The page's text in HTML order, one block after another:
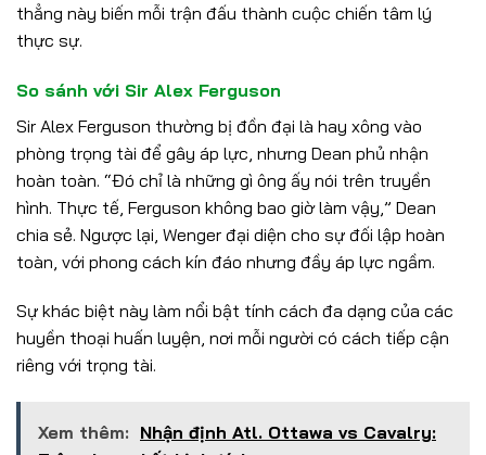
thẳng này biến mỗi trận đấu thành cuộc chiến tâm lý
thực sự.
So sánh với Sir Alex Ferguson
Sir Alex Ferguson thường bị đồn đại là hay xông vào
phòng trọng tài để gây áp lực, nhưng Dean phủ nhận
hoàn toàn. “Đó chỉ là những gì ông ấy nói trên truyền
hình. Thực tế, Ferguson không bao giờ làm vậy,” Dean
chia sẻ. Ngược lại, Wenger đại diện cho sự đối lập hoàn
toàn, với phong cách kín đáo nhưng đầy áp lực ngầm.
Sự khác biệt này làm nổi bật tính cách đa dạng của các
huyền thoại huấn luyện, nơi mỗi người có cách tiếp cận
riêng với trọng tài.
Xem thêm: Nhận định Atl. Ottawa vs Cavalry: